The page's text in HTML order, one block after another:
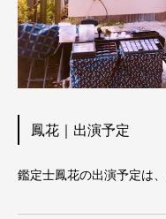
鳳花｜出演予定
鑑定士鳳花の出演予定は、